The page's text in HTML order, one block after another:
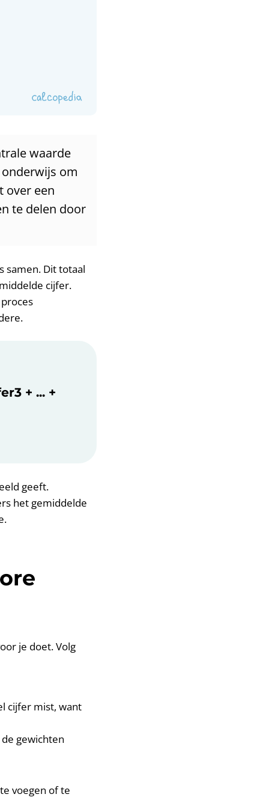
waarde
om
over een
te delen door
samen. Dit totaal
cijfer.
+ ... +
geeft.
het gemiddelde
je doet. Volg
cijfer mist, want
gewichten
voegen of te